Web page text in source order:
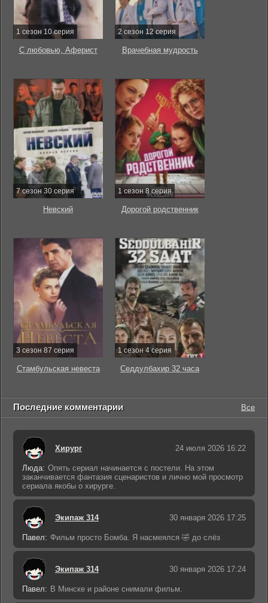
1 сезон 10 серия
С любовью, Аферист
2 сезон 12 серия
Врачебная мудрость
7 сезон 30 серия
Невский
1 сезон 8 серия
Дорогой родственник
3 сезон 87 серия
Стамбульская невеста
1 сезон 4 серия
Седдулбахир 32 часа
Последние комментарии Все
Хирург 24 июля 2026 16:22
Люда: Опять сериал начинается с постели. На этом
заканчивается фантазия сценаристов и лично мой просмотр
сериала якобы о хирурге.
Экипаж 314 30 января 2026 17:25
Павел: Фильм просто Бомба. Я насмеялся 🤣 до слёз
Экипаж 314 30 января 2026 17:24
Павел: В Минске и районе снимали фильм.